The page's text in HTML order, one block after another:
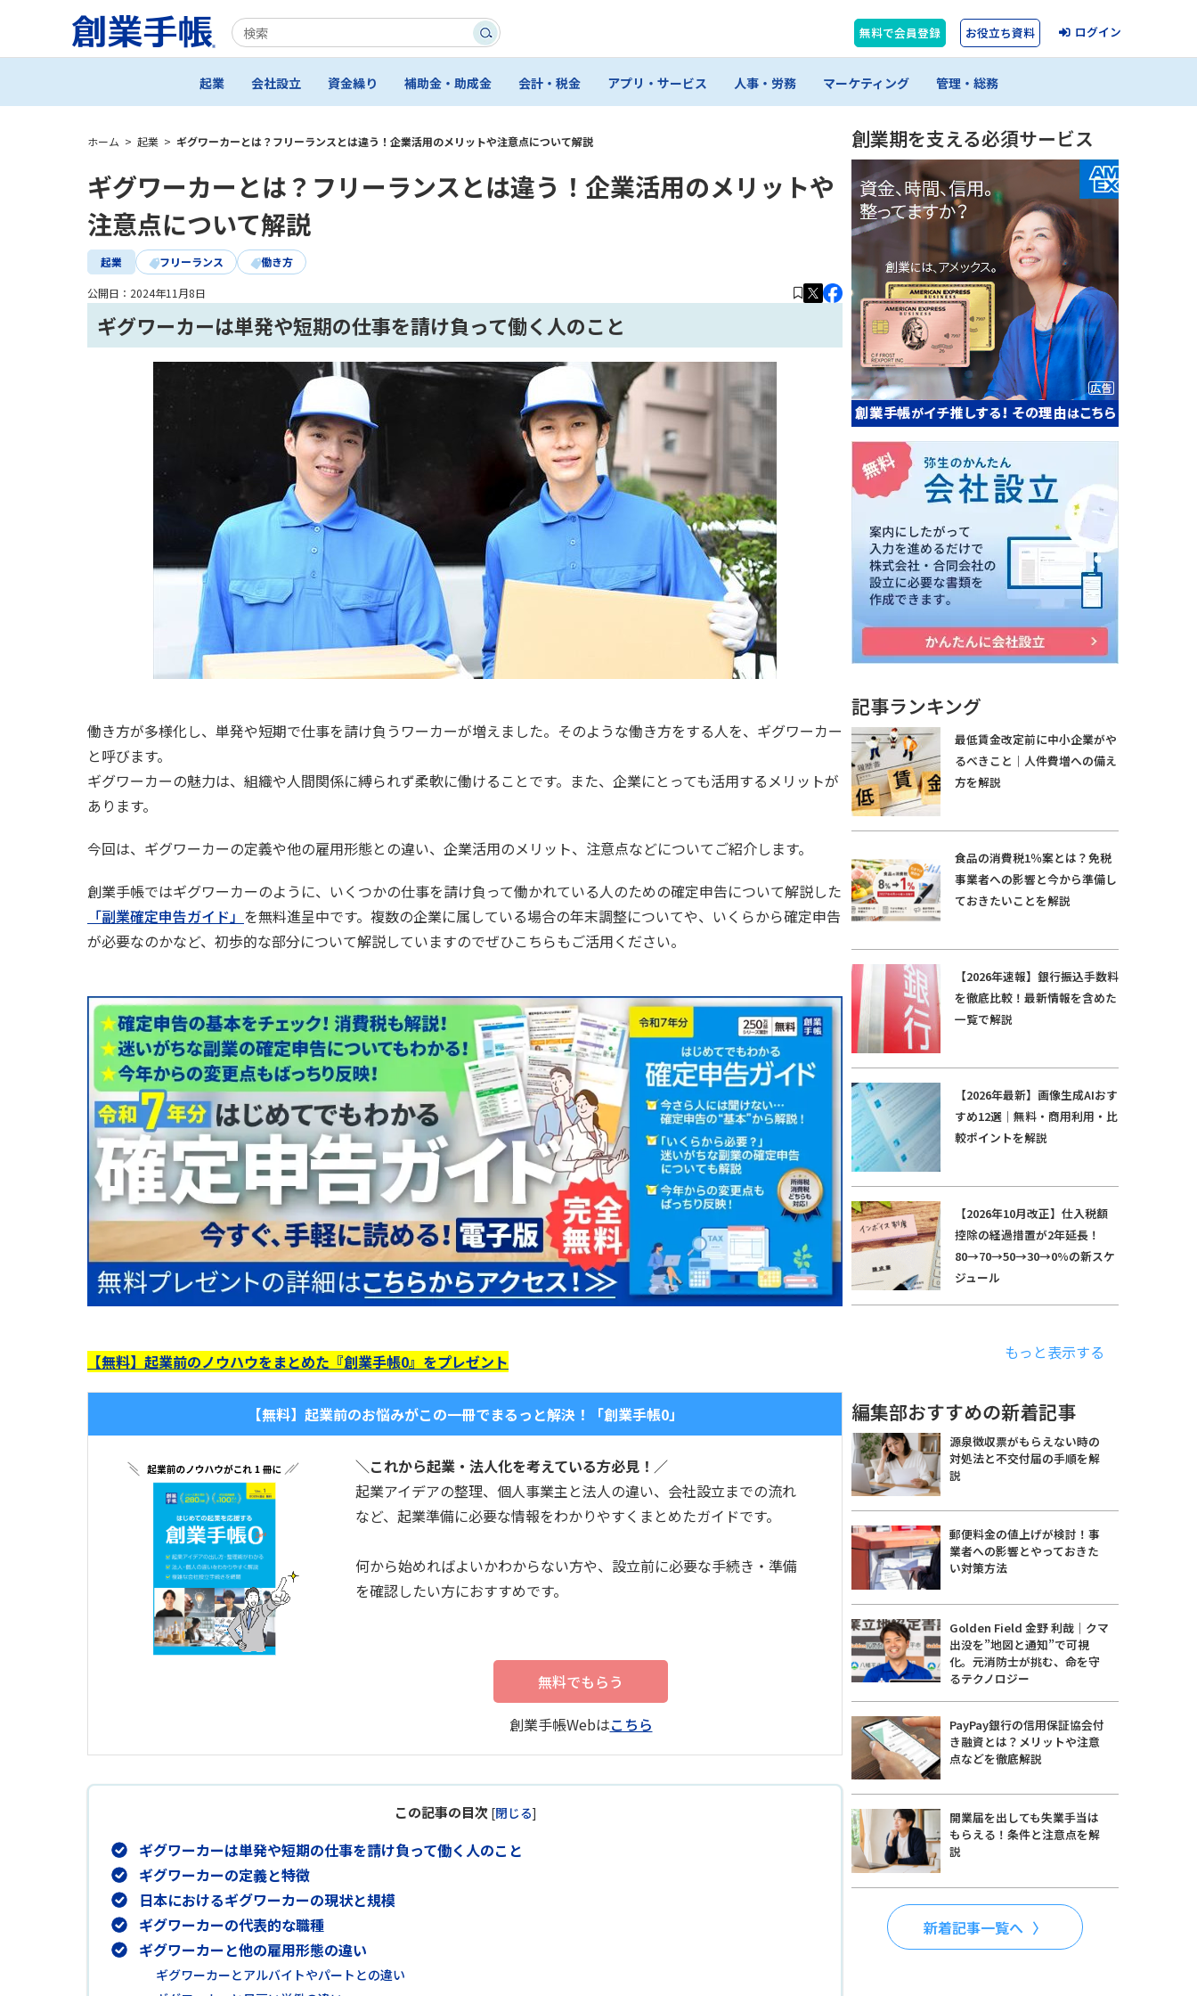
無料で会員登録 お役立ち資料 ログイン
起業 会社設立 資金繰り 補助金・助成金 会計・税金 アプリ・サービス 人事・労務 マーケティング 管理・総務
ホーム > 起業 > ギグワーカーとは？フリーランスとは違う！企業活用のメリットや注意点について解説
ギグワーカーとは？フリーランスとは違う！企業活用のメリットや
注意点について解説
起業 フリーランス 働き方
公開日： 2024年11月8日
ギグワーカーは単発や短期の仕事を請け負って働く人のこと
働き方が多様化し、単発や短期で仕事を請け負うワーカーが増えました。そのような働き方をする人を、ギグワーカー
と呼びます。
ギグワーカーの魅力は、組織や人間関係に縛られず柔軟に働けることです。また、企業にとっても活用するメリットが
あります。
今回は、ギグワーカーの定義や他の雇用形態との違い、企業活用のメリット、注意点などについてご紹介します。
創業手帳ではギグワーカーのように、いくつかの仕事を請け負って働かれている人のための確定申告について解説した
「副業確定申告ガイド」 を無料進呈中です。複数の企業に属している場合の年末調整についてや、いくらから確定申告
が必要なのかなど、初歩的な部分について解説していますのでぜひこちらもご活用ください。
【無料】起業前のノウハウをまとめた『創業手帳0』をプレゼント
【無料】起業前のお悩みがこの一冊でまるっと解決！「創業手帳0」
＼これから起業・法人化を考えている方必見！／
起業アイデアの整理、個人事業主と法人の違い、会社設立までの流れ
など、起業準備に必要な情報をわかりやすくまとめたガイドです。
何から始めればよいかわからない方や、設立前に必要な手続き・準備
を確認したい方におすすめです。
無料でもらう
創業手帳Webはこちら
この記事の目次 [閉じる]
ギグワーカーは単発や短期の仕事を請け負って働く人のこと
ギグワーカーの定義と特徴
日本におけるギグワーカーの現状と規模
ギグワーカーの代表的な職種
ギグワーカーと他の雇用形態の違い
ギグワーカーとアルバイトやパートとの違い
創業期を支える必須サービス
記事ランキング
最低賃金改定前に中小企業がや
るべきこと｜人件費増への備え
方を解説
食品の消費税1％案とは？免税
事業者への影響と今から準備し
ておきたいことを解説
【2026年速報】銀行振込手数料
を徹底比較！最新情報を含めた
一覧で解説
【2026年最新】画像生成AIおす
すめ12選｜無料・商用利用・比
較ポイントを解説
【2026年10月改正】仕入税額
控除の経過措置が2年延長！
80→70→50→30→0%の新スケ
ジュール
もっと表示する
編集部おすすめの新着記事
源泉徴収票がもらえない時の
対処法と不交付届の手順を解
説
郵便料金の値上げが検討！事
業者への影響とやっておきた
い対策方法
Golden Field 金野 利哉｜クマ
出没を”地図と通知”で可視
化。元消防士が挑む、命を守
るテクノロジー
PayPay銀行の信用保証協会付
き融資とは？メリットや注意
点などを徹底解説
開業届を出しても失業手当は
もらえる！条件と注意点を解
説
新着記事一覧へ